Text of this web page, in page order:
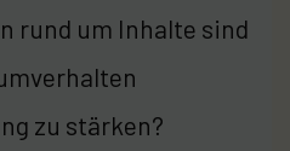
rund um Inhalte sind
zu stärken?